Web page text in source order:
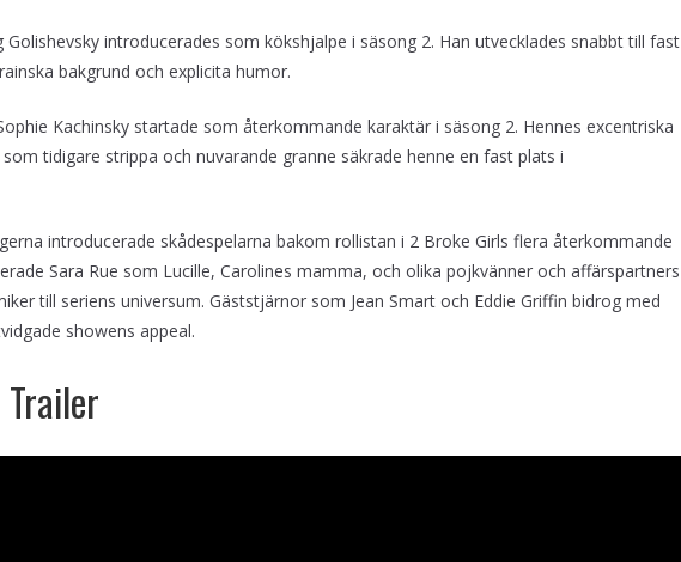
Golishevsky introducerades som kökshjalpe i säsong 2. Han utvecklades snabbt till fast
bakgrund och explicita humor.
Kachinsky startade som återkommande karaktär i säsong 2. Hennes excentriska
tidigare strippa och nuvarande granne säkrade henne en fast plats i
introducerade skådespelarna bakom rollistan i 2 Broke Girls flera återkommande
Sara Rue som Lucille, Carolines mamma, och olika pojkvänner och affärspartners
till seriens universum. Gäststjärnor som Jean Smart och Eddie Griffin bidrog med
showens appeal.